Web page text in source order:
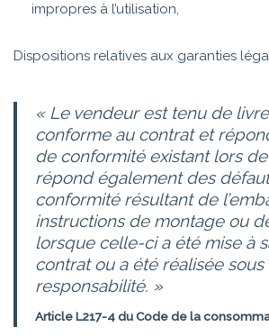
impropres à l’utilisation,
Dispositions relatives aux garanties
« Le vendeur est tenu de
conforme au contrat et
de conformité existant lors
répond également des
conformité résultant de
instructions de montage ou
lorsque celle-ci a été mise à
contrat ou a été réalisée sous
responsabilité. »
Article L217-4 du Code de la